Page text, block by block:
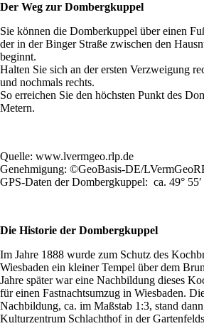
Der Weg zur Dombergkuppel
Sie können die Domberkuppel über einen
der in der Binger Straße zwischen den
beginnt.
Halten Sie sich an der ersten Verzweigung
und nochmals rechts.
So erreichen Sie den höchsten Punkt des
Metern.
Quelle: www.lvermgeo.rlp.de
Genehmigung: ©GeoBasis-DE/
GPS-Daten der Dombergkuppel: ca. 49° 55′
Die Historie der Dombergkuppel
Im Jahre 1888 wurde zum Schutz des
Wiesbaden ein kleiner Tempel über dem
Jahre später war eine Nachbildung dieses
für einen Fastnachtsumzug in Wiesbaden.
Nachbildung, ca. im Maßstab 1:3, stand
Kulturzentrum Schlachthof in der